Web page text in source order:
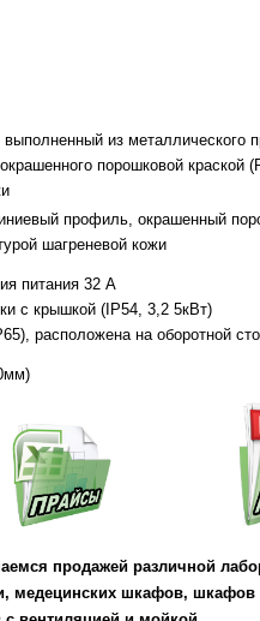
выполненный из металлического
порошковой краской
профиль, окрашенный
шагреневой кожи
питания 32 А
с крышкой (IP54, 3,2 5кВт)
расположена на оборотной
продажей различной
медецинских шкафов, шкафов